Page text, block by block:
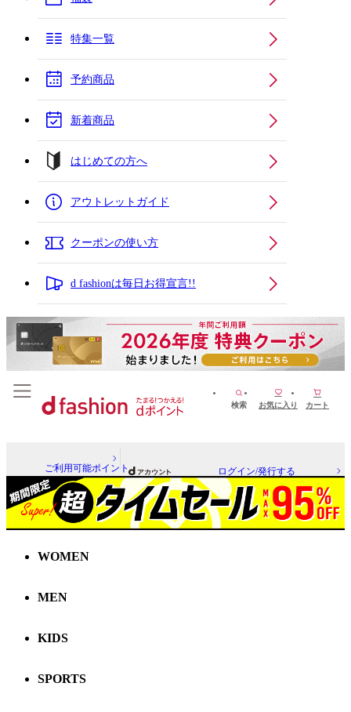
特集一覧
予約商品
新着商品
はじめての方へ
アウトレットガイド
クーポンの使い方
d fashionは毎日お得宣言!!
検索 お気に入り カート
ご利用可能ポイント ログイン/発行する
WOMEN
MEN
KIDS
SPORTS